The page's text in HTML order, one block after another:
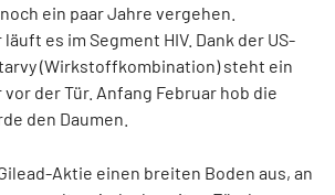
ein paar Jahre vergehen.
es im Segment HIV. Dank der US-
(Wirkstoffkombination) steht ein
der Tür. Anfang Februar hob die
den Daumen.
Aktie einen breiten Boden aus, an